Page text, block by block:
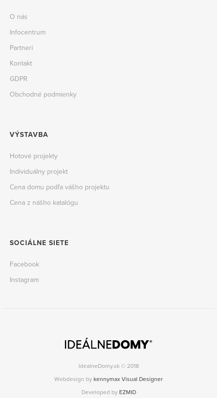
IdealneDomy.sk © 2018
Webdesign by kennymax Visual Designer
Developed by EZMID
O nás
Infocentrum
Partneri
Kontakt
GDPR
Obchodné podmienky
VÝSTAVBA
Hotové projekty
Individuálny projekt
Cena domu podľa vášho projektu
Cena z nášho katalógu
SOCIÁLNE SIETE
Facebook
Instagram